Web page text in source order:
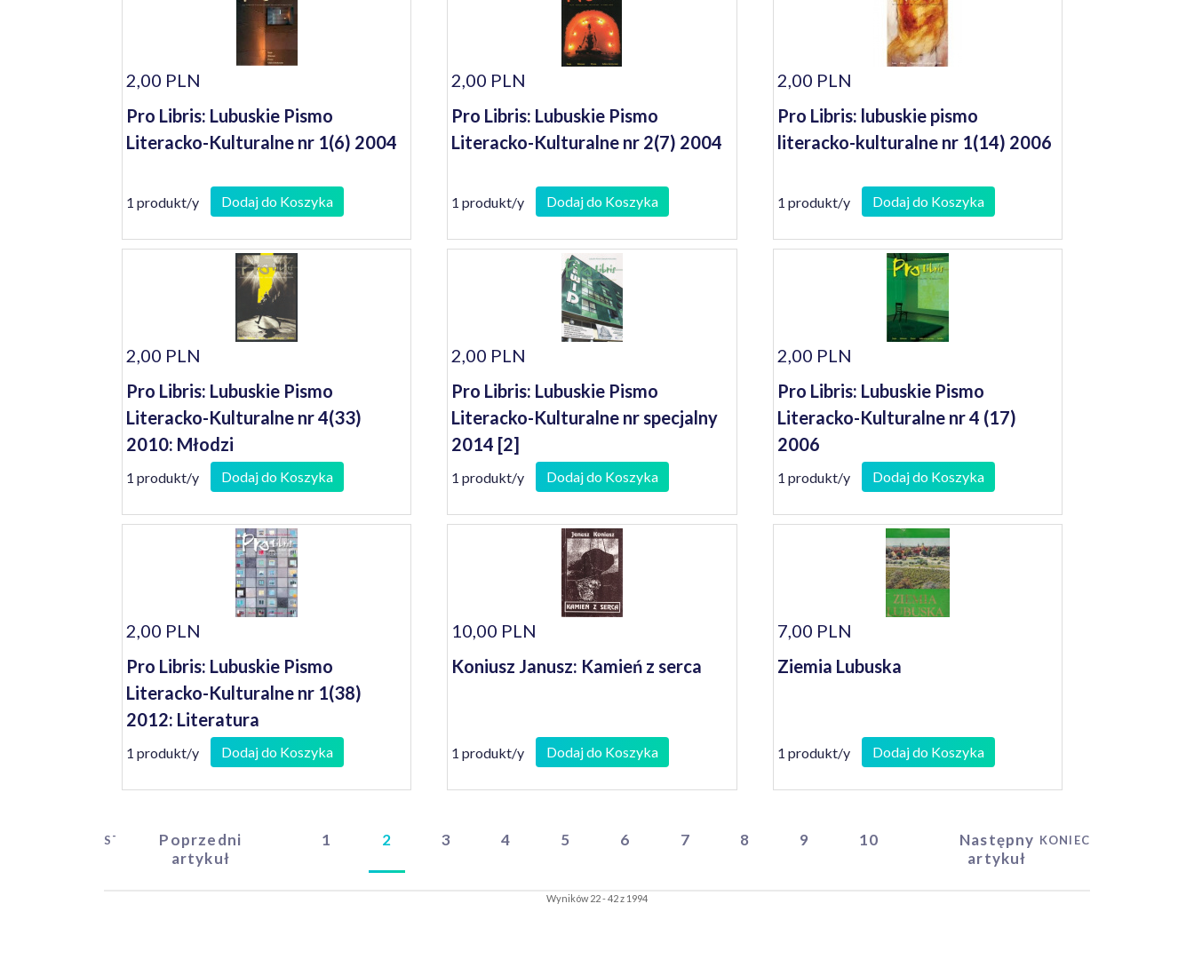
2,00 PLN
Pro Libris: Lubuskie Pismo
Literacko-Kulturalne nr 1(6) 2004
1 produkt/y Dodaj do Koszyka
2,00 PLN
Pro Libris: Lubuskie Pismo
Literacko-Kulturalne nr 2(7) 2004
1 produkt/y Dodaj do Koszyka
2,00 PLN
Pro Libris: lubuskie pismo
literacko-kulturalne nr 1(14) 2006
1 produkt/y Dodaj do Koszyka
2,00 PLN
Pro Libris: Lubuskie Pismo
Literacko-Kulturalne nr 4(33)
2010: Młodzi
1 produkt/y Dodaj do Koszyka
2,00 PLN
Pro Libris: Lubuskie Pismo
Literacko-Kulturalne nr specjalny
2014 [2]
1 produkt/y Dodaj do Koszyka
2,00 PLN
Pro Libris: Lubuskie Pismo
Literacko-Kulturalne nr 4 (17)
2006
1 produkt/y Dodaj do Koszyka
2,00 PLN
Pro Libris: Lubuskie Pismo
Literacko-Kulturalne nr 1(38)
2012: Literatura
1 produkt/y Dodaj do Koszyka
10,00 PLN
Koniusz Janusz: Kamień z serca
1 produkt/y Dodaj do Koszyka
7,00 PLN
Ziemia Lubuska
1 produkt/y Dodaj do Koszyka
START
Poprzedni
artykuł
1 2 3 4 5 6 7 8 9 10
Następny
artykuł
KONIEC
Wyników 22 - 42 z 1994